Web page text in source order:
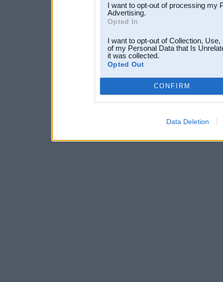
I want to opt-out of processing my
Advertising.
Opted In
I want to opt-out of Collection,
of my Personal Data that Is
it was collected.
Opted Out
CONFIRM
Data Deletion